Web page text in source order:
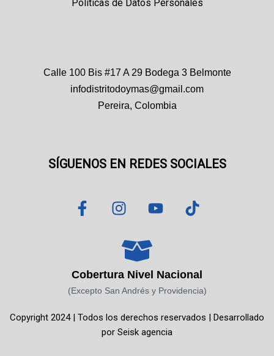
Políticas de Datos Personales
Calle 100 Bis #17 A 29 Bodega 3 Belmonte
infodistritodoymas@gmail.com
Pereira, Colombia
SÍGUENOS EN REDES SOCIALES
F
a
o
o
-
I
n
t
a
g
r
m
Y
o
b
e
T
i
k
Cobertura Nivel Nacional
(Excepto San Andrés y Providencia)
Copyright 2024 | Todos los derechos reservados | Desarrollado
por Seisk agencia